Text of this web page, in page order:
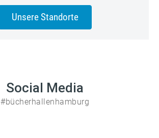
Unsere Standorte
Social Media
#bücherhallenhamburg